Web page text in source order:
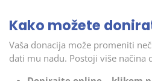
Kako možete
Vaša donacija može promeniti
dati mu nadu. Postoji više načina